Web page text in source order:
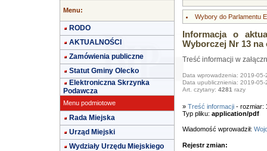
Menu:
RODO
AKTUALNOŚCI
Zamówienia publiczne
Statut Gminy Olecko
Elektroniczna Skrzynka
Podawcza
Menu podmiotowe
Rada Miejska
Urząd Miejski
Wydziały Urzędu Miejskiego
Wybory do Parlamentu
Informacja o
Wyborczej Nr 13 na
Treść informacji w
Data wprowadzenia: 2019-05-
Data upublicznienia: 2019-05-
Art. czytany: 4281razy
» Treść informacji- rozmiar:
Typ pliku: application/pdf
Wiadomość wprowadził:
Rejestr zmian: